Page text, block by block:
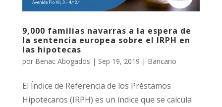
9,000 familias navarras a la espera de
la sentencia europea sobre el IRPH en
las hipotecas
por Benac Abogados | Sep 19, 2019 | Bancario
El Índice de Referencia de los Préstamos
Hipotecaros (IRPH) es un índice que se calcula